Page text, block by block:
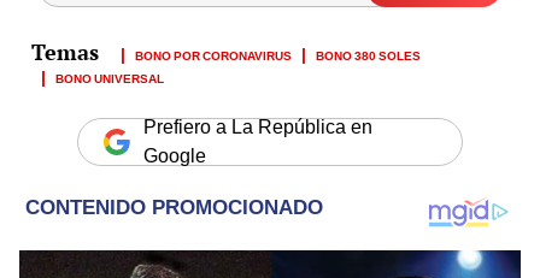
BONO POR CORONAVIRUS
BONO 380 SOLES
BONO UNIVERSAL
Prefiero a La República en
Google